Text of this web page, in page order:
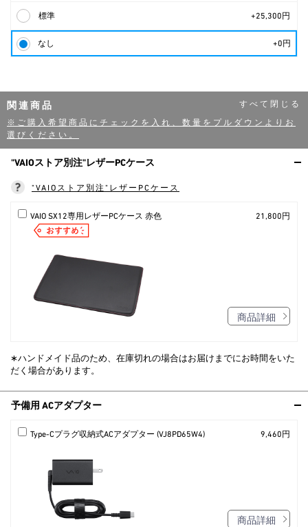
標準 +25,300円
なし +0円
関連商品
※ご購入希望商品にチェックを入れ、数量をプルダウンよりお
選びください。
"VAIOストア別注"レザーPCケース
"VAIOストア別注"レザーPCケース
VAIO SX12専用レザーPCケース 赤色 21,800円
商品詳細
∗ハンドメイド品のため、在庫切れの場合はお届けまでにお時間をいた
だく場合があります。
予備用 ACアダプター
Type-Cプラグ収納式ACアダプター (VJ8PD65W4) 9,460円
商品詳細